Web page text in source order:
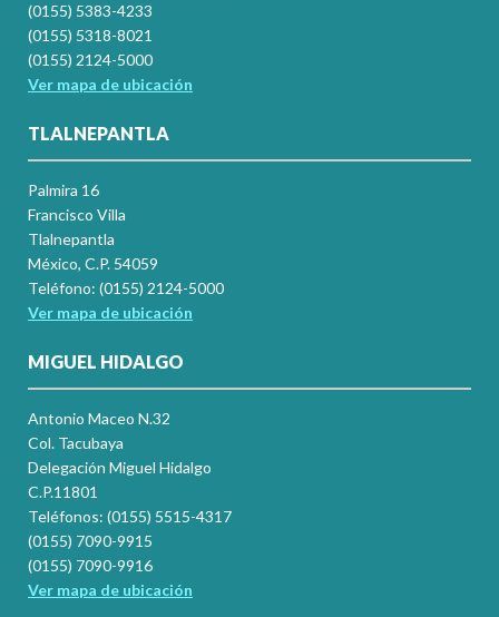
(0155) 5383-4233
(0155) 5318-8021
(0155) 2124-5000
Ver mapa de ubicación
TLALNEPANTLA
Palmira 16
Francisco Villa
Tlalnepantla
México, C.P. 54059
Teléfono: (0155) 2124-5000
Ver mapa de ubicación
MIGUEL HIDALGO
Antonio Maceo N.32
Col. Tacubaya
Delegación Miguel Hidalgo
C.P.11801
Teléfonos: (0155) 5515-4317
(0155) 7090-9915
(0155) 7090-9916
Ver mapa de ubicación